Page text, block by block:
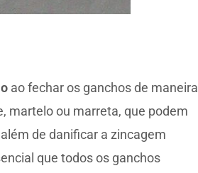
ao fechar os ganchos de maneira
martelo ou marreta, que podem
de danificar a zincagem
que todos os ganchos